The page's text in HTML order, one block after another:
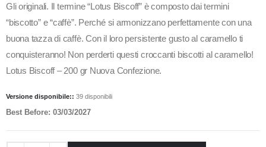
Gli originali. Il termine “Lotus Biscoff” è composto dai termini
“biscotto” e “caffè”. Perché si armonizzano perfettamente con una
buona tazza di caffè. Con il loro persistente gusto al caramello ti
conquisteranno! Non perderti questi croccanti biscotti al caramello!
Lotus Biscoff – 200 gr Nuova Confezione.
Versione disponibile:: 39 disponibili
Best Before: 03/03/2027